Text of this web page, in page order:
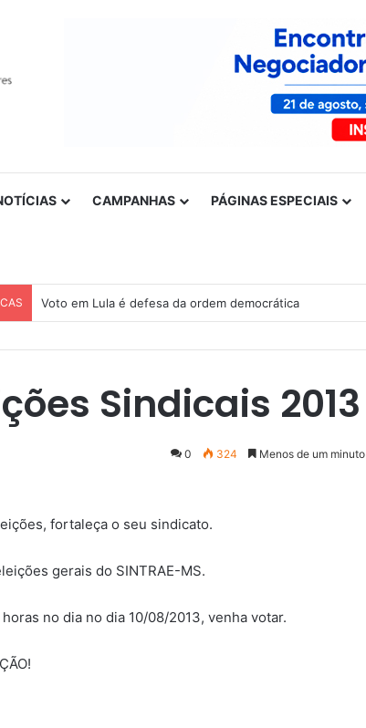
CAMPANHAS PÁGINAS ESPECIAIS
Voto em Lula é defesa da ordem democrática
Sindicais 2013
0 324 Menos de um minuto
fortaleça o seu sindicato.
gerais do SINTRAE-MS.
no dia no dia 10/08/2013, venha votar.